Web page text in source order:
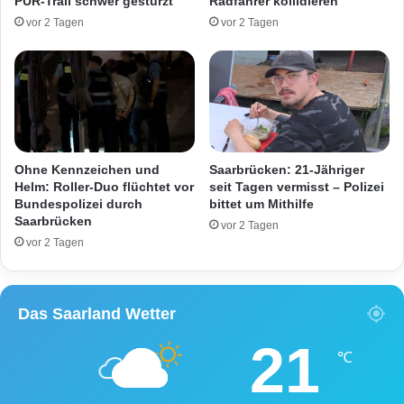
ü
A
u
u
h
r
n
d
s
c
h
a
f
t
-
N
u
vor 2 Tagen vor 2 Tagen
Ohne Kennzeichen und
Helm: Roller-Duo flüchtet vor
Bundespolizei durch
Saarbrücken
vor 2 Tagen
Saarbrücken: 21-Jähriger
seit Tagen vermisst – Polizei
bittet um Mithilfe
vor 2 Tagen
Das Saarland Wetter
21 ℃